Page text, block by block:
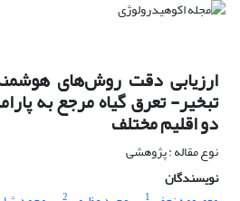
ارزیابی دقت روش‌های
تبخیر- تعرق گیاه مرجع به
دو اقلیم مختلف
نوع مقاله : پژوهشی
نویسندگان